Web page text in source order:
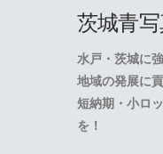
茨城青
水戸・茨城に
地域の発展に
短納期・小ロ
を！